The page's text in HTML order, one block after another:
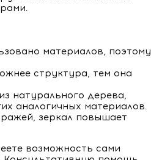
материалов, поэтому
структура, тем она
натурального дерева,
аналогичных материалов.
зеркал повышает
возможность сами